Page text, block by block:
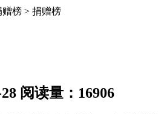
赠榜 > 捐赠榜
阅读量：16906